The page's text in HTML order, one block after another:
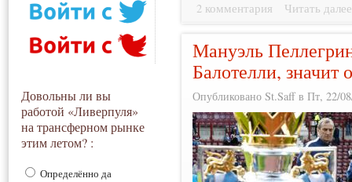
Довольны ли вы
работой «Ливерпуля»
на трансферном рынке
этим летом? :
Определённо да
2 комментария Читать далее
Мануэль
Балотелли, значит
Опубликовано St.Saff в Пт, 22/